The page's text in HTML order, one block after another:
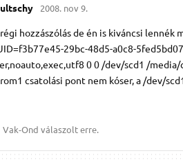
2008. nov 9.
hozzászólás de én is kiváncsi
29bc-48d5-a0c8-
0 0 /dev/scd1 /
csatolási pont nem kóser, a /dev/
Vak-Ond válaszolt erre.